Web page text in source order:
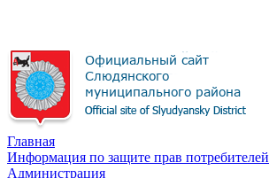
Главная
Информация по защите прав потребителей
Администрация